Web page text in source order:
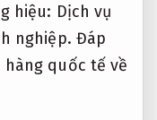
hiệu: Dịch vụ
nghiệp. Đáp
quốc tế về